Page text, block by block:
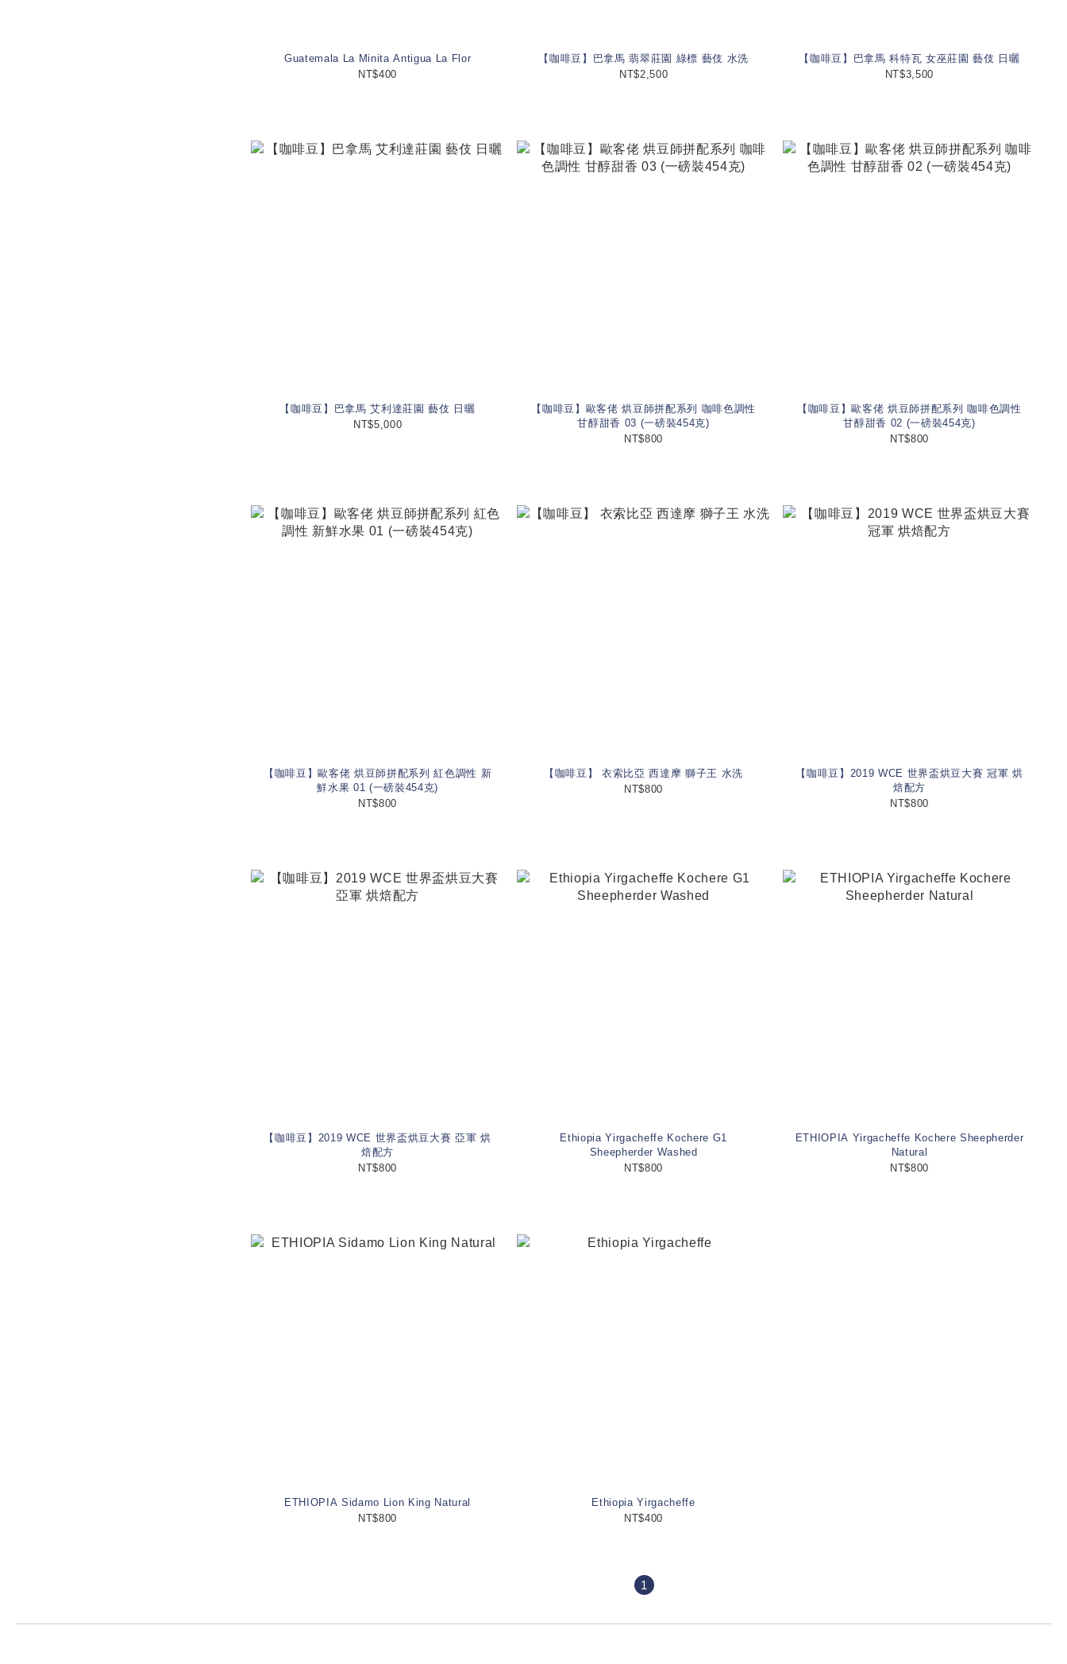
Guatemala La Minita Antigua La Flor
NT$400
【咖啡豆】巴拿馬 翡翠莊園 綠標 藝伎 水洗
NT$2,500
【咖啡豆】巴拿馬 科特瓦 女巫莊園 藝伎 日曬
NT$3,500
【咖啡豆】巴拿馬 艾利達莊園 藝伎 日曬
NT$5,000
【咖啡豆】歐客佬 烘豆師拼配系列 咖啡色調性
甘醇甜香 03 (一磅裝454克)
NT$800
【咖啡豆】歐客佬 烘豆師拼配系列 咖啡色調性
甘醇甜香 02 (一磅裝454克)
NT$800
【咖啡豆】歐客佬 烘豆師拼配系列 紅色調性 新
鮮水果 01 (一磅裝454克)
NT$800
【咖啡豆】 衣索比亞 西達摩 獅子王 水洗
NT$800
【咖啡豆】2019 WCE 世界盃烘豆大賽 冠軍 烘
焙配方
NT$800
【咖啡豆】2019 WCE 世界盃烘豆大賽 亞軍 烘
焙配方
NT$800
Ethiopia Yirgacheffe Kochere G1
Sheepherder Washed
NT$800
ETHIOPIA Yirgacheffe Kochere Sheepherder
Natural
NT$800
ETHIOPIA Sidamo Lion King Natural
NT$800
Ethiopia Yirgacheffe
NT$400
1